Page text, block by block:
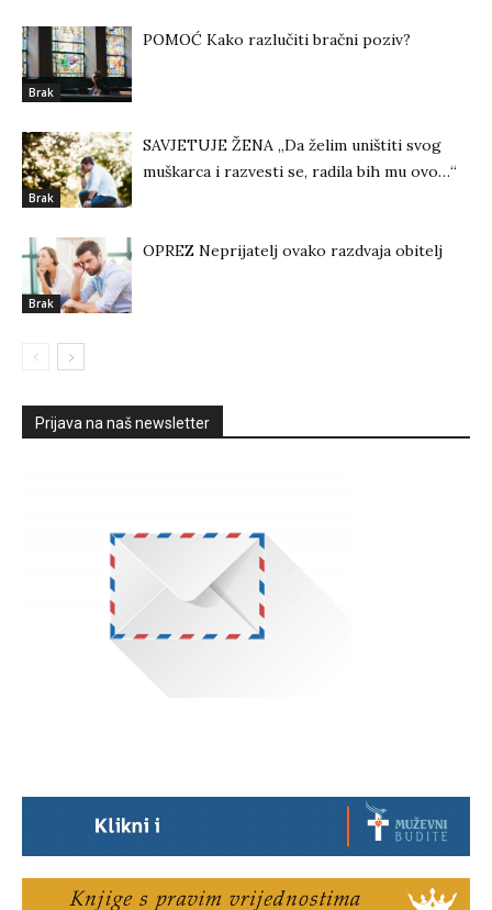
Brak
POMOĆ Kako razlučiti bračni poziv?
Brak
SAVJETUJE ŽENA „Da želim uništiti svog
muškarca i razvesti se, radila bih mu ovo…“
Brak
OPREZ Neprijatelj ovako razdvaja obitelj
Prijava na naš newsletter